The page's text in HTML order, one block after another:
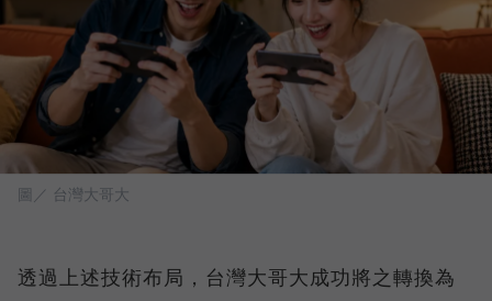
圖／ 台灣大哥大
透過上述技術布局，台灣大哥大成功將之轉換為